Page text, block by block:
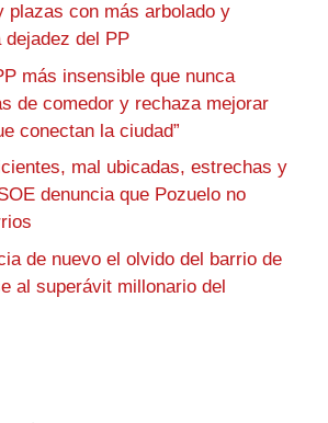
plazas con más arbolado y
del PP
más insensible que nunca
de comedor y rechaza mejorar
conectan la ciudad”
mal ubicadas, estrechas y
denuncia que Pozuelo no
de nuevo el olvido del barrio de
al superávit millonario del